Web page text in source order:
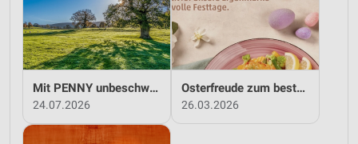
Mit PENNY unbeschwert in den Sommer!
24.07.2026
Osterfreude zum besten Preis - mit PENNY!
26.03.2026